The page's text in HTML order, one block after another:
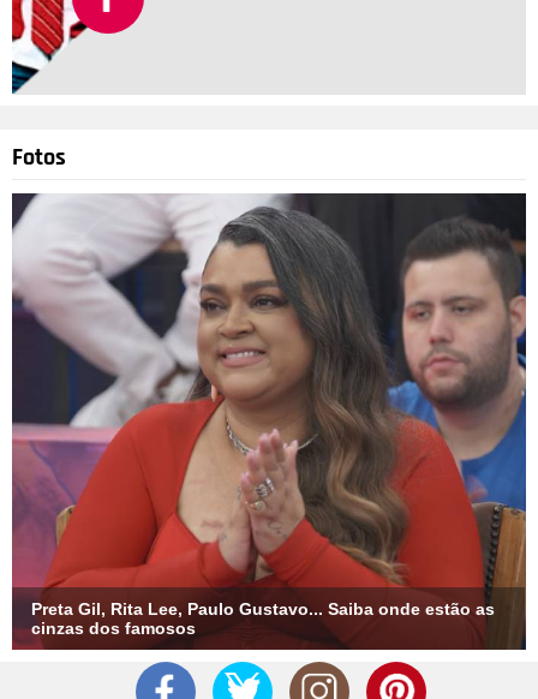
Fotos
Preta Gil, Rita Lee, Paulo Gustavo... Saiba onde estão as
cinzas dos famosos